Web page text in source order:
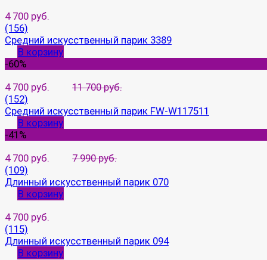
4 700 руб.
(156)
Средний искусственный парик 3389
В корзину
-60%
4 700 руб.
11 700 руб.
(152)
Средний искусственный парик FW-W117511
В корзину
-41%
4 700 руб.
7 990 руб.
(109)
Длинный искусственный парик 070
В корзину
4 700 руб.
(115)
Длинный искусственный парик 094
В корзину